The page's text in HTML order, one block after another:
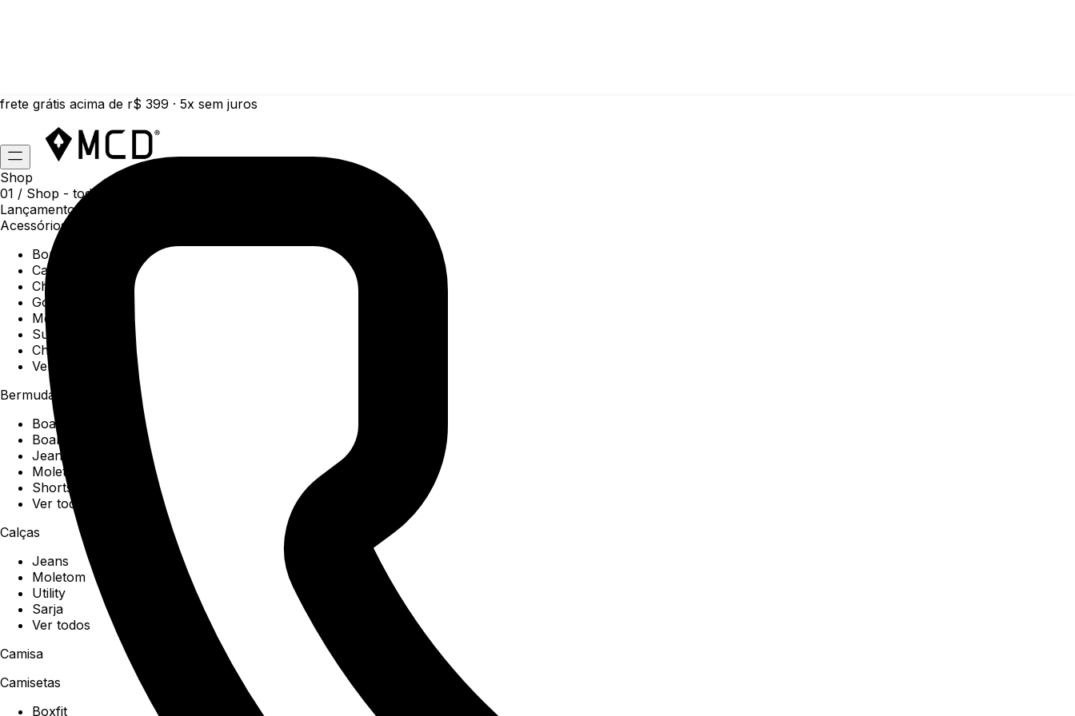
frete grátis acima de r$ 399 · 5x sem juros
Shop
01 / Shop - todas as categorias da coleção atual
Lançamentos da semana
Acessórios
Boné
Carteiras
Chaveiros
Gorros
Meias
Sunga
Chinelos
Ver todos
Bermudas
Boardshorts
Boardwalk
Jeans
Moletom
Shorts
Ver todos
Calças
Jeans
Moletom
Utility
Sarja
Ver todos
Camisa
Camisetas
Boxfit